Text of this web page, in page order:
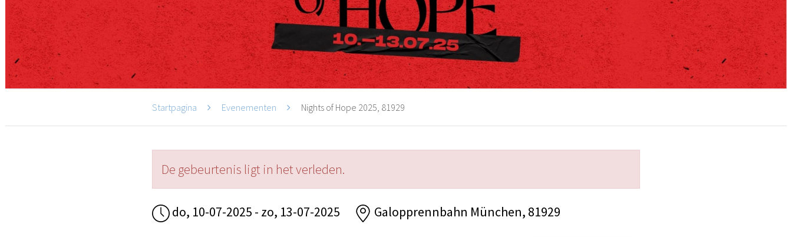
Startpagina Evenementen Nights of Hope 2025, 81929
De gebeurtenis ligt in het verleden.
do, 10-07-2025 - zo, 13-07-2025 Galopprennbahn München, 81929